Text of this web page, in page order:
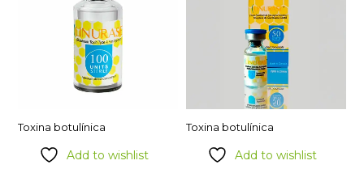
Toxina botulínica
Add to wishlist
Toxina botulínica
Add to wishlist